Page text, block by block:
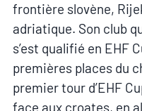
frontière slovène,
adriatique. Son club
s’est qualifié en EHF
premières places du
premier tour d’EHF
face aux croates, en